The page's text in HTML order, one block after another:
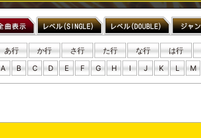
あ行 か行 さ行 た行 な行 は行
A
B C D E F G H I J K L M